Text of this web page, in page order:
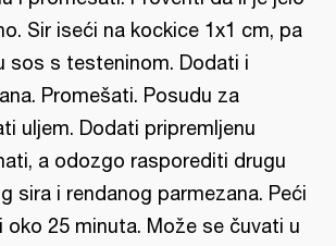
Sir iseći na kockice 1x1 cm, pa
sos s testeninom. Dodati i
Promešati. Posudu za
uljem. Dodati pripremljenu
a odozgo rasporediti drugu
sira i rendanog parmezana. Peći
oko 25 minuta. Može se čuvati u